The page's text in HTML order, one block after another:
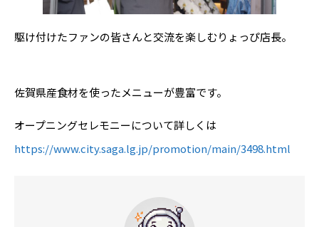
駆け付けたファンの皆さんと交流を楽しむりょっぴ店長。
佐賀県産食材を使ったメニューが豊富です。
オープニングセレモニーについて詳しくは
https://www.city.saga.lg.jp/promotion/main/3498.html